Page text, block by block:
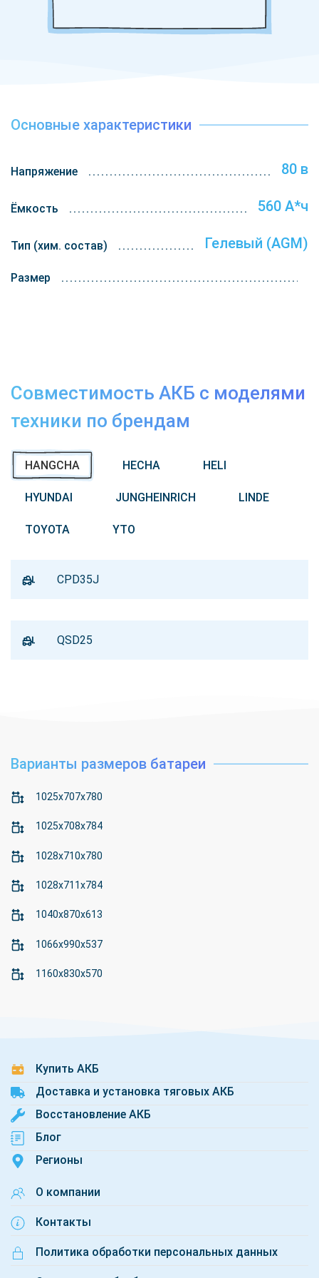
В наличии гелевые тяговые аккумуляторы, которые можно
пробрести с гарантией и доставкой. Оформите заказ на АКБ
Основные характеристики
Напряжение 80 в
Ёмкость 560 А*ч
Тип (хим. состав) Гелевый (AGM)
Размер
Совместимость АКБ с моделями
техники по брендам
HANGCHA HECHA HELI
HYUNDAI JUNGHEINRICH LINDE
TOYOTA YTO
CPD35J
QSD25
Варианты размеров батареи
1025x707x780
1025x708x784
1028x710x780
1028x711x784
1040x870x613
1066x990x537
1160x830x570
Купить АКБ
Доставка и установка тяговых АКБ
Восстановление АКБ
Блог
Регионы
О компании
Контакты
Политика обработки персональных данных